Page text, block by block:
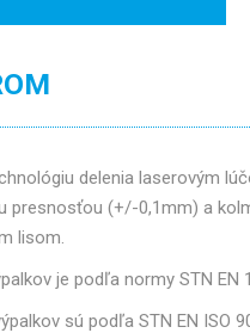
delenia laserovým
presnosťou (+/-0,1mm) a
lisom.
je podľa normy STN EN
sú podľa STN EN ISO